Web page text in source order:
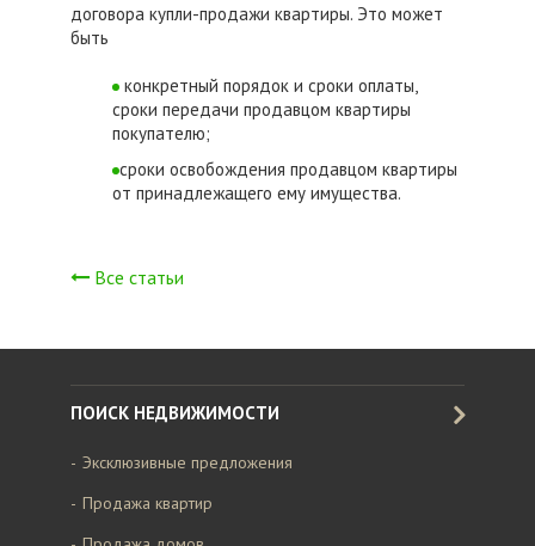
договора купли-продажи квартиры. Это может
быть
конкретный порядок и сроки оплаты,
сроки передачи продавцом квартиры
покупателю;
сроки освобождения продавцом квартиры
от принадлежащего ему имущества.
Все статьи
ПОИСК НЕДВИЖИМОСТИ
Эксклюзивные предложения
Продажа квартир